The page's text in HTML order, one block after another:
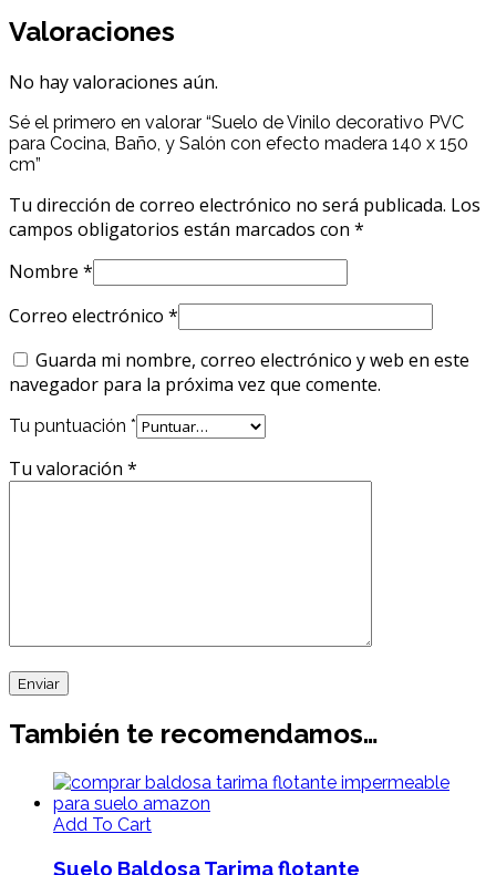
Valoraciones
No hay valoraciones aún.
Sé el primero en valorar “Suelo de Vinilo decorativo PVC
para Cocina, Baño, y Salón con efecto madera 140 x 150
cm”
Tu dirección de correo electrónico no será publicada. Los
campos obligatorios están marcados con *
Nombre *
Correo electrónico *
Guarda mi nombre, correo electrónico y web en este
navegador para la próxima vez que comente.
Tu puntuación *
Tu valoración *
También te recomendamos…
Add To Cart
Suelo Baldosa Tarima flotante